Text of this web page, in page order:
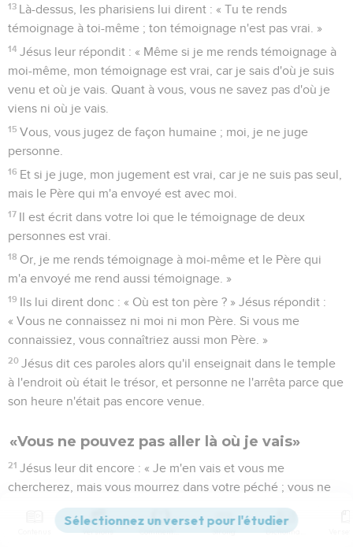
13 Là-dessus, les pharisiens lui dirent : « Tu te rends
témoignage à toi-même ; ton témoignage n'est pas vrai. »
14 Jésus leur répondit : « Même si je me rends témoignage à
moi-même, mon témoignage est vrai, car je sais d'où je suis
venu et où je vais. Quant à vous, vous ne savez pas d'où je
viens ni où je vais.
15 Vous, vous jugez de façon humaine ; moi, je ne juge
personne.
16 Et si je juge, mon jugement est vrai, car je ne suis pas seul,
mais le Père qui m'a envoyé est avec moi.
17 Il est écrit dans votre loi que le témoignage de deux
personnes est vrai.
18 Or, je me rends témoignage à moi-même et le Père qui
m'a envoyé me rend aussi témoignage. »
19 Ils lui dirent donc : « Où est ton père ? » Jésus répondit :
« Vous ne connaissez ni moi ni mon Père. Si vous me
connaissiez, vous connaîtriez aussi mon Père. »
20 Jésus dit ces paroles alors qu'il enseignait dans le temple
à l'endroit où était le trésor, et personne ne l'arrêta parce que
son heure n'était pas encore venue.
«Vous ne pouvez pas aller là où je vais»
21 Jésus leur dit encore : « Je m'en vais et vous me
chercherez, mais vous mourrez dans votre péché ; vous ne
pouvez pas venir là où je vais. »
Là-dessus les Juifs dirent : « Va-t-il se tuer, puisqu'il dit :
Versions Commentaires Strong